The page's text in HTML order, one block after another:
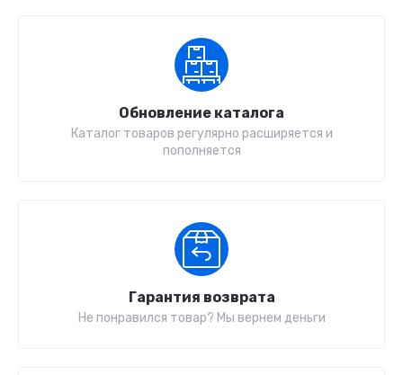
Обновление каталога
Каталог товаров регулярно расширяется и
пополняется
Гарантия возврата
Не понравился товар? Мы вернем деньги